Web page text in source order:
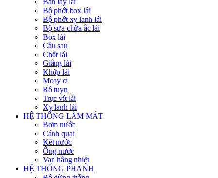
Bàn lay lái
Bộ phớt box lái
Bộ phớt xy lanh lái
Bộ sửa chữa ắc lái
Box lái
Cầu sau
Chốt lái
Giằng lái
Khớp lái
Moay ơ
Rô tuyn
Trục vít lái
Xy lanh lái
HỆ THỐNG LÀM MÁT
Bơm nước
Cánh quạt
Két nước
Ống nước
Van hằng nhiệt
HỆ THỐNG PHANH